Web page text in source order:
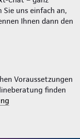
uns einfach an,
Ihnen dann den
Voraussetzungen
finden